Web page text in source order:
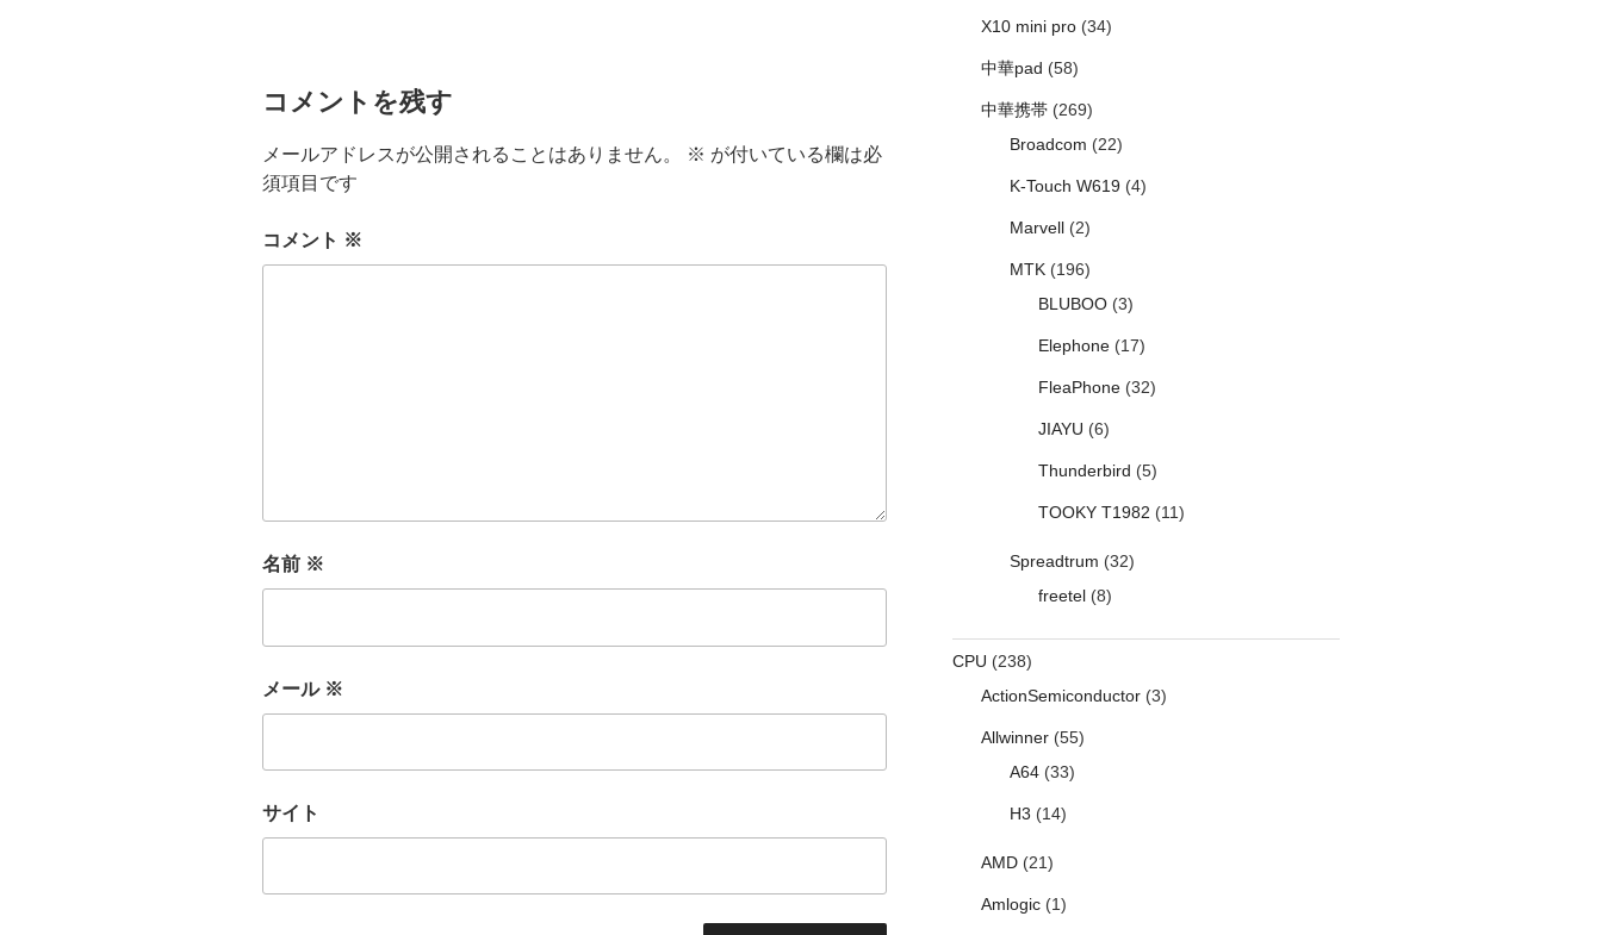
コメントを残す
メールアドレスが公開されることはありません。 ※ が付いている欄は必
須項目です
コメント ※
名前 ※
メール ※
サイト
X10 mini pro(34)
中華pad (58)
中華携帯(269)
Broadcom (22)
K-Touch W619(4)
Marvell(2)
MTK(196)
BLUBOO(3)
Elephone(17)
FleaPhone(32)
JIAYU (6)
Thunderbird (5)
TOOKY T1982 (11)
Spreadtrum (32)
freetel(8)
CPU (238)
ActionSemiconductor(3)
Allwinner(55)
A64(33)
H3 (14)
AMD(21)
Amlogic(1)